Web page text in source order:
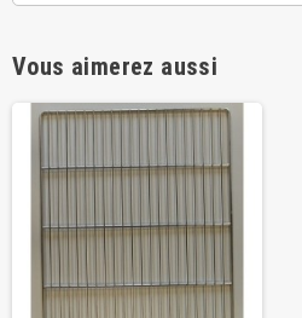
Vous aimerez aussi